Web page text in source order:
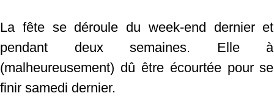
La fête se déroule du week-end dernier et
pendant deux semaines. Elle à
(malheureusement) dû être écourtée pour se
finir samedi dernier.